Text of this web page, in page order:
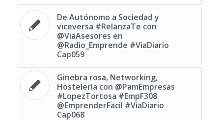
De Autónomo a Sociedad y
viceversa #RelanzaTe con
@ViaAsesores en
@Radio_Emprende #ViaDiario
Cap059
Ginebra rosa, Networking,
Hostelería con @PamEmpresas
#LopezTortosa #EmpF308
@EmprenderFacil #ViaDiario
Cap068